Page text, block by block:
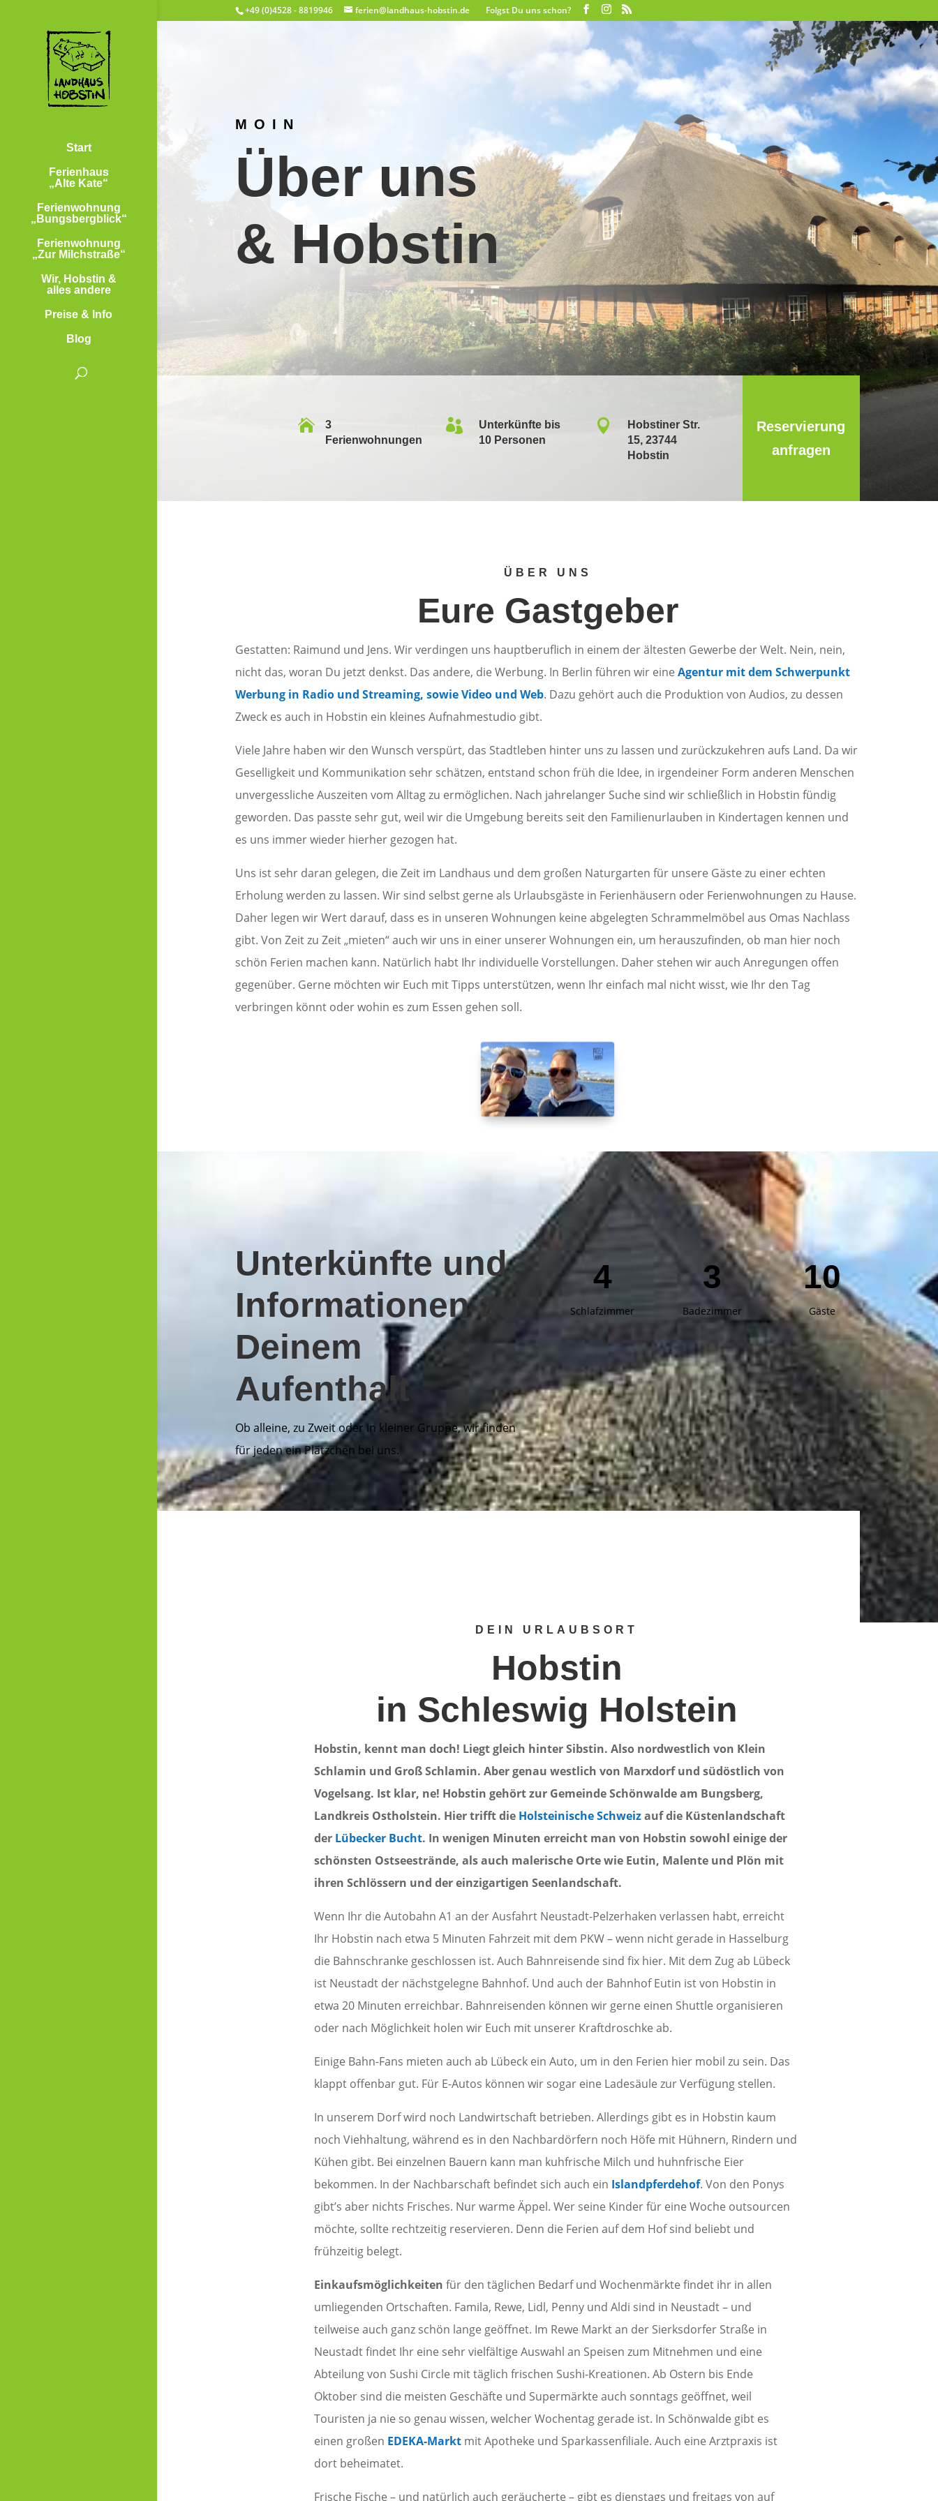
+49 (0)4528 - 8819946 ferien@landhaus-hobstin.de
Start
Ferienhaus
„Alte Kate“
Ferienwohnung
„Bungsbergblick“
Ferienwohnung
„Zur Milchstraße“
Wir, Hobstin &
alles andere
Preise & Info
Blog
MOIN
Über uns
& Hobstin

3
Ferienwohnungen

Unterkünfte bis
10 Personen

Hobstiner Str.
15, 23744
Hobstin
Reservierung
anfragen
ÜBER UNS
Eure Gastgeber
Gestatten: Raimund und Jens. Wir verdingen uns hauptberuflich in einem der ältesten Gewerbe der Welt. Nein, nein,
nicht das, woran Du jetzt denkst. Das andere, die Werbung. In Berlin führen wir eine Agentur mit dem Schwerpunkt
Werbung in Radio und Streaming, sowie Video und Web. Dazu gehört auch die Produktion von Audios, zu dessen
Zweck es auch in Hobstin ein kleines Aufnahmestudio gibt.
Viele Jahre haben wir den Wunsch verspürt, das Stadtleben hinter uns zu lassen und zurückzukehren aufs Land. Da wir
Geselligkeit und Kommunikation sehr schätzen, entstand schon früh die Idee, in irgendeiner Form anderen Menschen
unvergessliche Auszeiten vom Alltag zu ermöglichen. Nach jahrelanger Suche sind wir schließlich in Hobstin fündig
geworden. Das passte sehr gut, weil wir die Umgebung bereits seit den Familienurlauben in Kindertagen kennen und
es uns immer wieder hierher gezogen hat.
Uns ist sehr daran gelegen, die Zeit im Landhaus und dem großen Naturgarten für unsere Gäste zu einer echten
Erholung werden zu lassen. Wir sind selbst gerne als Urlaubsgäste in Ferienhäusern oder Ferienwohnungen zu Hause.
Daher legen wir Wert darauf, dass es in unseren Wohnungen keine abgelegten Schrammelmöbel aus Omas Nachlass
gibt. Von Zeit zu Zeit „mieten“ auch wir uns in einer unserer Wohnungen ein, um herauszufinden, ob man hier noch
schön Ferien machen kann. Natürlich habt Ihr individuelle Vorstellungen. Daher stehen wir auch Anregungen offen
gegenüber. Gerne möchten wir Euch mit Tipps unterstützen, wenn Ihr einfach mal nicht wisst, wie Ihr den Tag
verbringen könnt oder wohin es zum Essen gehen soll.
Unterkünfte und
Informationen zu
Deinem
Aufenthalt
Ob alleine, zu Zweit oder in kleiner Gruppe, wir finden
für jeden ein Plätzchen bei uns.
4
Schlafzimmer
3
Badezimmer
10
Gäste
DEIN URLAUBSORT
Hobstin
in Schleswig Holstein
Hobstin, kennt man doch! Liegt gleich hinter Sibstin. Also nordwestlich von Klein
Schlamin und Groß Schlamin. Aber genau westlich von Marxdorf und südöstlich von
Vogelsang. Ist klar, ne! Hobstin gehört zur Gemeinde Schönwalde am Bungsberg,
Landkreis Ostholstein. Hier trifft die Holsteinische Schweizauf die Küstenlandschaft
der Lübecker Bucht. In wenigen Minuten erreicht man von Hobstin sowohl einige der
schönsten Ostseestrände, als auch malerische Orte wie Eutin, Malente und Plön mit
ihren Schlössern und der einzigartigen Seenlandschaft.
Wenn Ihr die Autobahn A1 an der Ausfahrt Neustadt-Pelzerhaken verlassen habt, erreicht
Ihr Hobstin nach etwa 5 Minuten Fahrzeit mit dem PKW – wenn nicht gerade in Hasselburg
die Bahnschranke geschlossen ist. Auch Bahnreisende sind fix hier. Mit dem Zug ab Lübeck
ist Neustadt der nächstgelegne Bahnhof. Und auch der Bahnhof Eutin ist von Hobstin in
etwa 20 Minuten erreichbar. Bahnreisenden können wir gerne einen Shuttle organisieren
oder nach Möglichkeit holen wir Euch mit unserer Kraftdroschke ab.
Einige Bahn-Fans mieten auch ab Lübeck ein Auto, um in den Ferien hier mobil zu sein. Das
klappt offenbar gut. Für E-Autos können wir sogar eine Ladesäule zur Verfügung stellen.
In unserem Dorf wird noch Landwirtschaft betrieben. Allerdings gibt es in Hobstin kaum
noch Viehhaltung, während es in den Nachbardörfern noch Höfe mit Hühnern, Rindern und
Kühen gibt. Bei einzelnen Bauern kann man kuhfrische Milch und huhnfrische Eier
bekommen. In der Nachbarschaft befindet sich auch ein Islandpferdehof. Von den Ponys
gibt’s aber nichts Frisches. Nur warme Äppel. Wer seine Kinder für eine Woche outsourcen
möchte, sollte rechtzeitig reservieren. Denn die Ferien auf dem Hof sind beliebt und
frühzeitig belegt.
Einkaufsmöglichkeiten für den täglichen Bedarf und Wochenmärkte findet ihr in allen
umliegenden Ortschaften. Famila, Rewe, Lidl, Penny und Aldi sind in Neustadt – und
teilweise auch ganz schön lange geöffnet. Im Rewe Markt an der Sierksdorfer Straße in
Neustadt findet Ihr eine sehr vielfältige Auswahl an Speisen zum Mitnehmen und eine
Abteilung von Sushi Circle mit täglich frischen Sushi-Kreationen. Ab Ostern bis Ende
Oktober sind die meisten Geschäfte und Supermärkte auch sonntags geöffnet, weil
Touristen ja nie so genau wissen, welcher Wochentag gerade ist. In Schönwalde gibt es
einen großen EDEKA-Markt mit Apotheke und Sparkassenfiliale. Auch eine Arztpraxis ist
dort beheimatet.
Frische Fische – und natürlich auch geräucherte – gibt es dienstags und freitags vonauf